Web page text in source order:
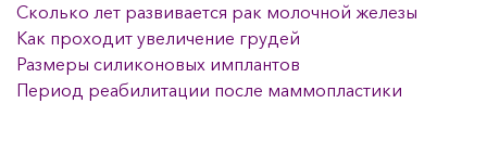
Сколько лет развивается рак молочной железы
Как проходит увеличение грудей
Размеры силиконовых имплантов
Период реабилитации после маммопластики